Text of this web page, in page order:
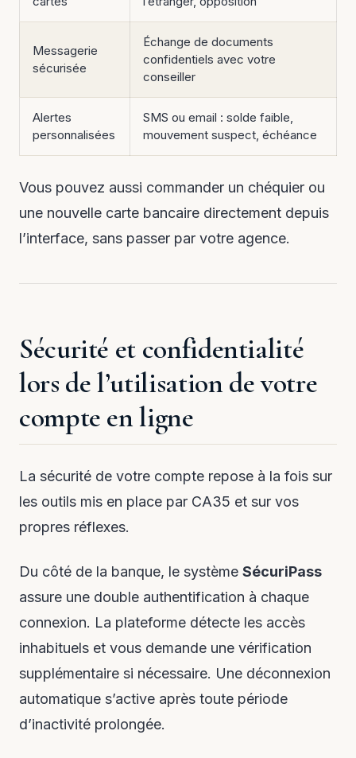
Messagerie
sécurisée
Échange de documents
confidentiels avec votre
conseiller
Alertes
personnalisées
SMS ou email : solde faible,
mouvement suspect, échéance
Vous pouvez aussi commander un chéquier ou
une nouvelle carte bancaire directement depuis
l’interface, sans passer par votre agence.
Sécurité et confidentialité
lors de l’utilisation de votre
compte en ligne
La sécurité de votre compte repose à la fois sur
les outils mis en place par CA35 et sur vos
propres réflexes.
Du côté de la banque, le système SécuriPass
assure une double authentification à chaque
connexion. La plateforme détecte les accès
inhabituels et vous demande une vérification
supplémentaire si nécessaire. Une déconnexion
automatique s’active après toute période
d’inactivité prolongée.